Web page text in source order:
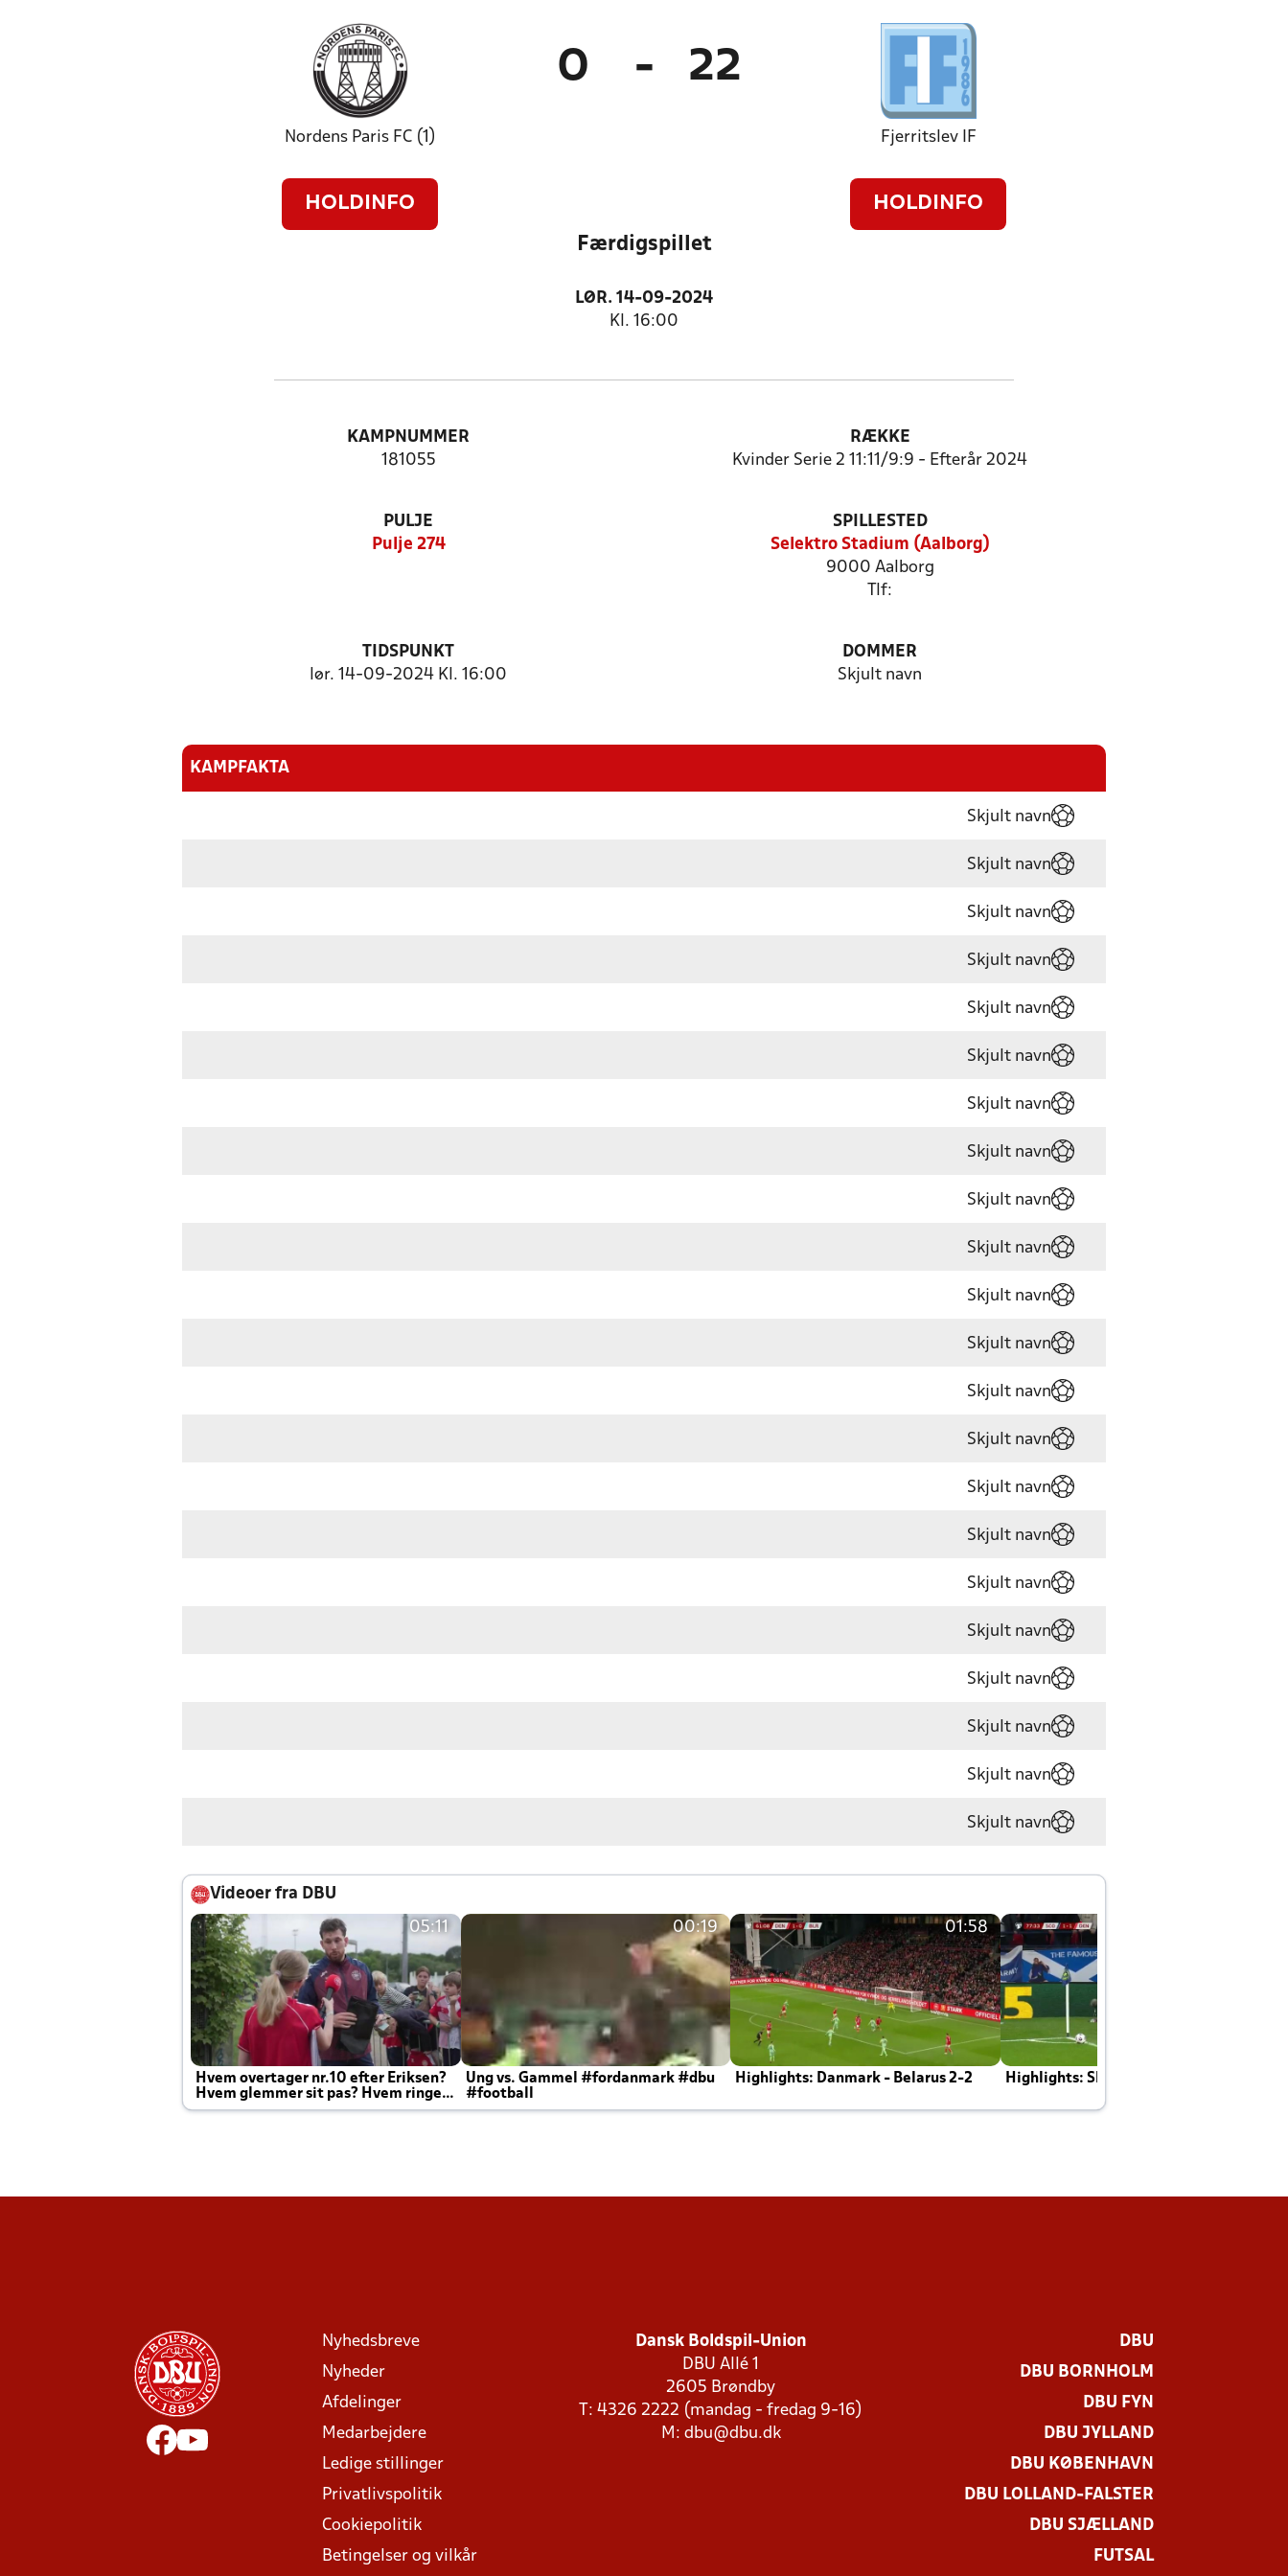
Nordens Paris FC (1)
HOLDINFO
0 - 22
Fjerritslev IF
HOLDINFO
Færdigspillet
LØR. 14-09-2024
Kl. 16:00
KAMPNUMMER
181055
RÆKKE
Kvinder Serie 2 11:11/9:9 - Efterår 2024
PULJE
Pulje 274
SPILLESTED
Selektro Stadium (Aalborg)
9000 Aalborg
Tlf:
TIDSPUNKT
lør. 14-09-2024 Kl. 16:00
DOMMER
Skjult navn
KAMPFAKTA
Skjult navn
Skjult navn
Skjult navn
Skjult navn
Skjult navn
Skjult navn
Skjult navn
Skjult navn
Skjult navn
Skjult navn
Skjult navn
Skjult navn
Skjult navn
Skjult navn
Skjult navn
Skjult navn
Skjult navn
Skjult navn
Skjult navn
Skjult navn
Skjult navn
Skjult navn
Videoer fra DBU
05:11
Hvem overtager nr.10 efter Eriksen?
Hvem glemmer sit pas? Hvem ringer
Joachim altid til efter kampe?
00:19
Ung vs. Gammel #fordanmark #dbu
#football
01:58
Highlights: Danmark - Belarus 2-2 Highlights: Skotland - Danmark 4-2
Nyhedsbreve
Nyheder
Afdelinger
Medarbejdere
Ledige stillinger
Privatlivspolitik
Cookiepolitik
Betingelser og vilkår
Dansk Boldspil-Union
DBU Allé 1
2605 Brøndby
T: 4326 2222 (mandag - fredag 9-16)
M: dbu@dbu.dk
DBU
DBU BORNHOLM
DBU FYN
DBU JYLLAND
DBU KØBENHAVN
DBU LOLLAND-FALSTER
DBU SJÆLLAND
FUTSAL